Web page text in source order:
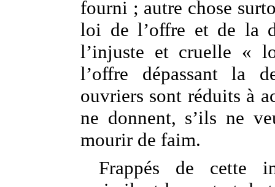
fourni ; autre chose
loi de l’offre et de la
l’injuste et cruelle «
l’offre dépassant la
ouvriers sont réduits à
ne donnent, s’ils ne
mourir de faim.
Frappés de cette